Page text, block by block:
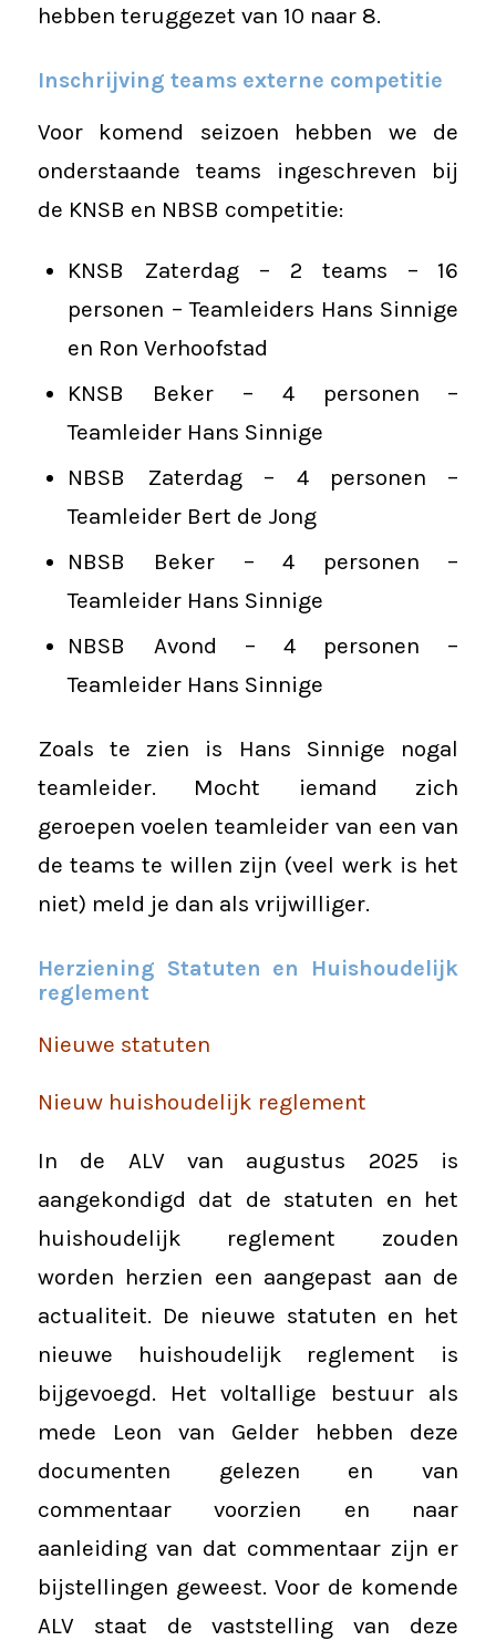
hebben teruggezet van 10 naar 8.
Inschrijving teams externe competitie
Voor komend seizoen hebben we de
onderstaande teams ingeschreven bij
de KNSB en NBSB competitie:
KNSB Zaterdag – 2 teams – 16
personen – Teamleiders Hans Sinnige
en Ron Verhoofstad
KNSB Beker – 4 personen –
Teamleider Hans Sinnige
NBSB Zaterdag – 4 personen –
Teamleider Bert de Jong
NBSB Beker – 4 personen –
Teamleider Hans Sinnige
NBSB Avond – 4 personen –
Teamleider Hans Sinnige
Zoals te zien is Hans Sinnige nogal
teamleider. Mocht iemand zich
geroepen voelen teamleider van een van
de teams te willen zijn (veel werk is het
niet) meld je dan als vrijwilliger.
Herziening Statuten en Huishoudelijk
reglement
Nieuwe statuten
Nieuw huishoudelijk reglement
In de ALV van augustus 2025 is
aangekondigd dat de statuten en het
huishoudelijk reglement zouden
worden herzien een aangepast aan de
actualiteit. De nieuwe statuten en het
nieuwe huishoudelijk reglement is
bijgevoegd. Het voltallige bestuur als
mede Leon van Gelder hebben deze
documenten gelezen en van
commentaar voorzien en naar
aanleiding van dat commentaar zijn er
bijstellingen geweest. Voor de komende
ALV staat de vaststelling van deze